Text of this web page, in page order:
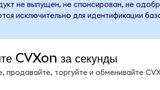
не выпущен, не спонсирован, не
исключительно для идентификации
CVXon за секунды
продавайте, торгуйте и обменивайте